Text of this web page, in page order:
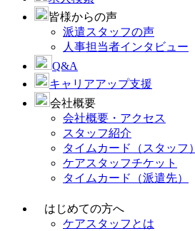
皆様からの声
派遣スタッフの声
人事担当者インタビュー
Q&A
キャリアアップ支援
会社概要
会社概要・アクセス
スタッフ紹介
タイムカード（スタッフ）
ケアスタッフチケット
タイムカード（派遣先）
はじめての方へ
ケアスタッフとは